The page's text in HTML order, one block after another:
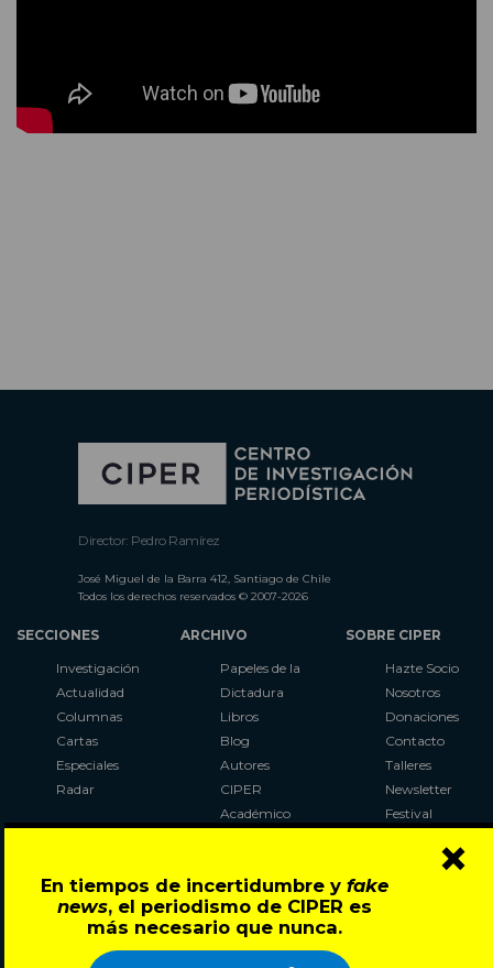
En tiempos de incertidumbre y fake
news, el periodismo de CIPER es
más necesario que nunca.
×
Director: Pedro Ramírez
José Miguel de la Barra 412, Santiago de Chile
Todos los derechos reservados © 2007-2026
SECCIONES
Investigación
Actualidad
Columnas
Cartas
Especiales
Radar
ARCHIVO
Papeles de la
Dictadura
Libros
Blog
Autores
CIPER
Académico
Al Plebiscito
con CIPER
SOBRE CIPER
Hazte Socio
Nosotros
Donaciones
Contacto
Talleres
Newsletter
Festival